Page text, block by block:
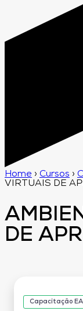
Home › Cursos ›
VIRTUAIS DE
DE
Capacitação